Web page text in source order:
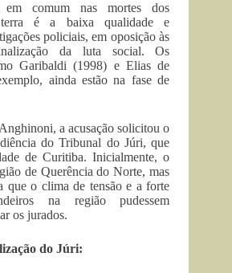
em comum nas mortes dos
terra é a baixa qualidade e
policiais, em oposição às
da luta social. Os
Garibaldi (1998) e Elias de
ainda estão na fase de
a acusação solicitou o
do Tribunal do Júri, que
de Curitiba. Inicialmente, o
de Querência do Norte, mas
que o clima de tensão e a forte
na região pudessem
os jurados.
do Júri: